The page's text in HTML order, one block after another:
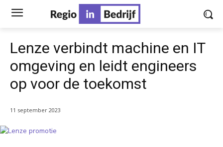
Lenze verbindt machine en IT
omgeving en leidt engineers
op voor de toekomst
11 september 2023